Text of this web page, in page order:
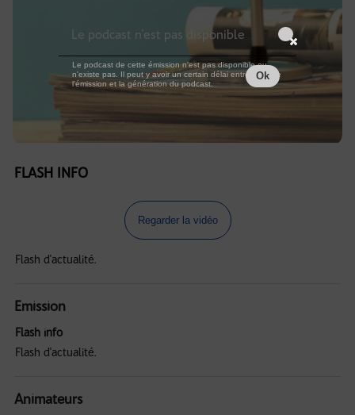
FLASH INFO
Regarder la vidéo
Flash d'actualité.
Emission
Flash info
Flash d'actualité.
Animateurs
Le podcast n'est pas disponible
Le podcast de cette émission n'est pas disponible ou
n'existe pas. Il peut y avoir un certain délai entre la fin de
l'émission et la génération du podcast.
Ok